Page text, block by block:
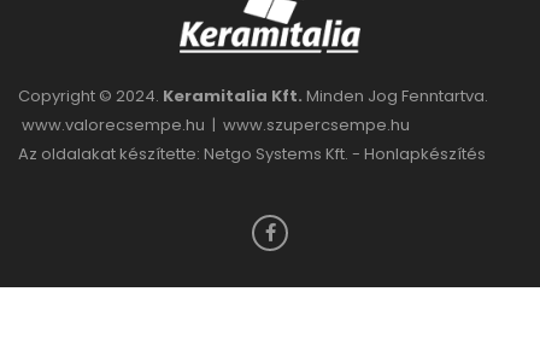
Copyright © 2024. Keramitalia Kft. Minden Jog Fenntartva.
www.valorecsempe.hu | www.szupercsempe.hu
Az oldalakat készítette: Netgo Systems Kft. - Honlapkészítés